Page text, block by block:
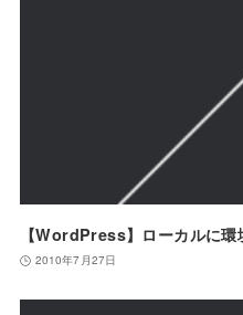
【WordPress】ローカルに
2010年7月27日